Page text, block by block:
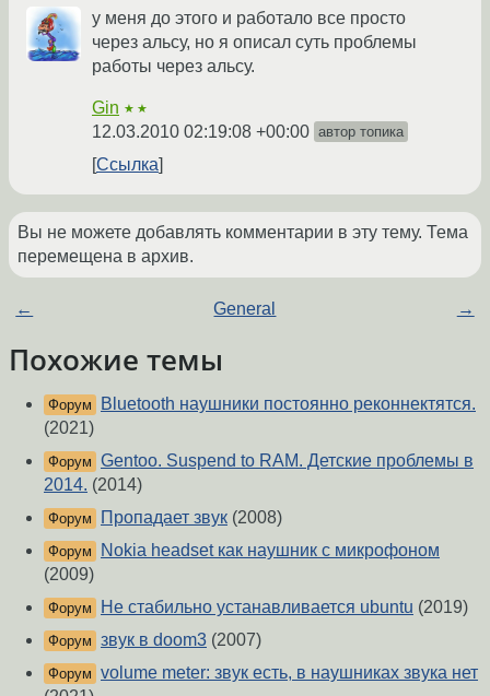
у меня до этого и работало все просто
через альсу, но я описал суть проблемы
работы через альсу.
Gin ★★
12.03.2010 02:19:08 +00:00 автор топика
Ссылка
Вы не можете добавлять комментарии в эту тему. Тема
перемещена в архив.
← General →
Похожие темы
Форум
Bluetooth наушники постоянно реконнектятся.
(2021)
Форум Gentoo. Suspend to RAM. Детские проблемы в
2014. (2014)
Форум Пропадает звук (2008)
Форум
Nokia headset как наушник с микрофоном
(2009)
Форум Не стабильно устанавливается ubuntu (2019)
Форум звук в doom3 (2007)
Форум volume meter: звук есть, в наушниках звука нет